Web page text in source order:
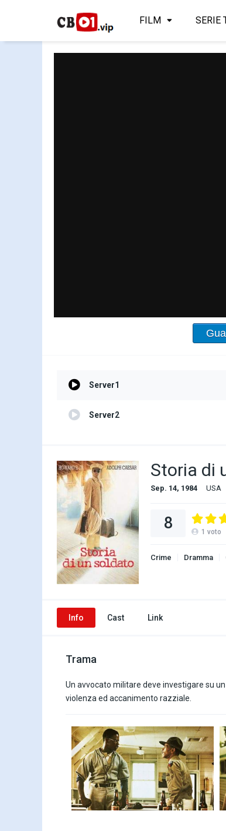
FILM SERIE
Server1
Server2
Storia di
Sep. 14, 1984 USA
8 1 voto
Crime Dramma
Info Cast Link
Trama
Un avvocato militare deve investigare su
violenza ed accanimento razziale.